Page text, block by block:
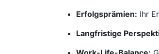
Erfolgsprämien: Ihr
Langfristige